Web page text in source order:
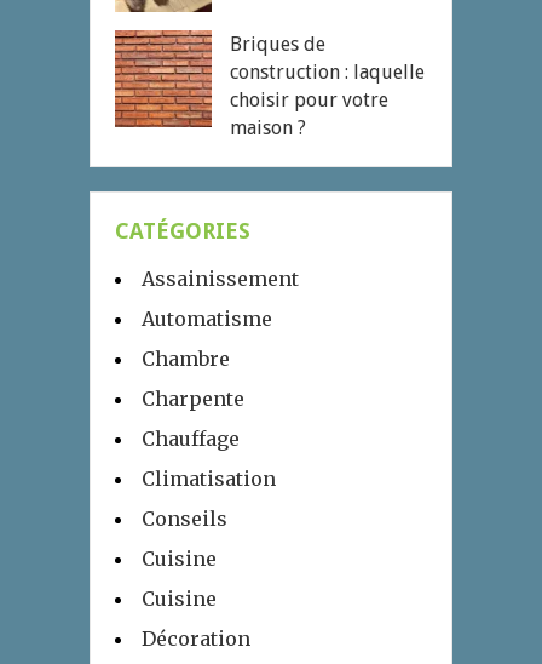
Briques de
construction : laquelle
choisir pour votre
maison ?
CATÉGORIES
Assainissement
Automatisme
Chambre
Charpente
Chauffage
Climatisation
Conseils
Cuisine
Cuisine
Décoration